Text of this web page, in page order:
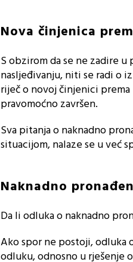
Nova činjenica
S obzirom da se ne zadire
nasljeđivanju, niti se radi o
riječ o novoj činjenici
pravomoćno završen.
Sva pitanja o naknadno
situacijom, nalaze se u već
Naknadno
Da li odluka o naknadno
Ako spor ne postoji, odluka
odluku, odnosno u rješenje